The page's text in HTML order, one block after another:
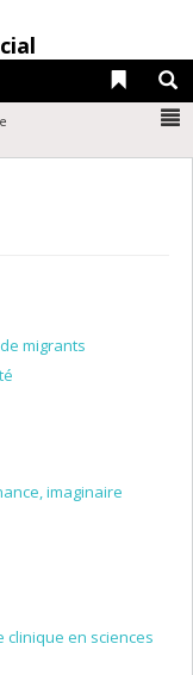
Liens
migrants
imaginaire
clinique en sciences